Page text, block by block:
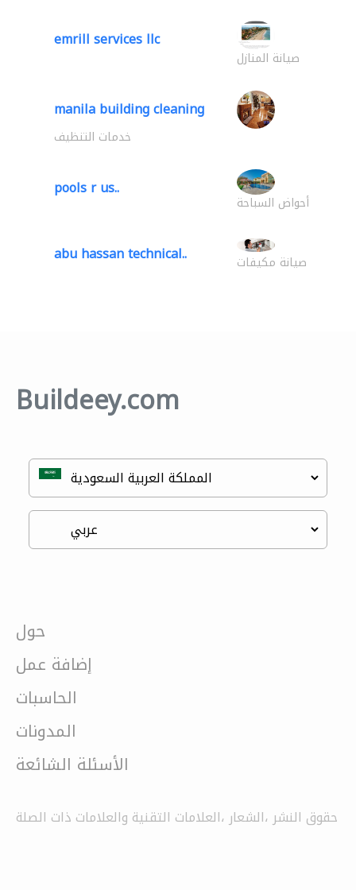
emrill services llc
صيانة المنازل
manila building cleaning
خدمات التنظيف
pools r us..
أحواض السباحة
abu hassan technical.. صيانة مكيفات
Buildeey.com
حول
إضافة عمل
الحاسبات
المدونات
الأسئلة الشائعة
حقوق النشر ،الشعار ،العلامات التقنية والعلامات ذات الصلة